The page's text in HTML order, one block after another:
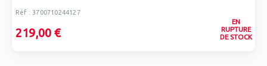
Réf : 3700710244127
219,00 €
EN
RUPTURE
DE STOCK